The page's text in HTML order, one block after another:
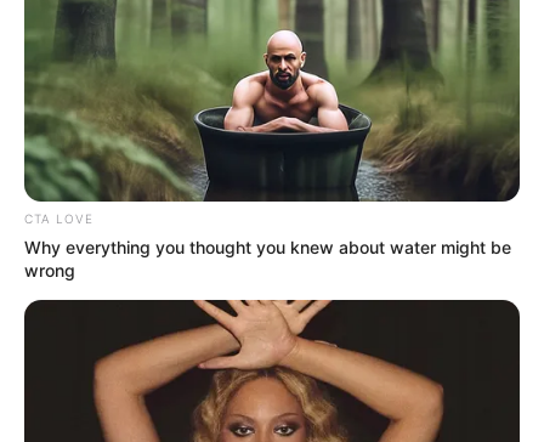
COMPARTIR
UNIRSE AL CANAL DE WHATSAPP
Las obras del proyecto
siguen avanzando en
BocagrandeyCastillogrande, dos de los sectores donde
cabeza por las inundaciones y los enormes
encharcamientos.
LEA TAMBIÉN
Ojo, conductores: Cartagena
CTA LOVE
Why everything you thought you knew about water might be
wrong